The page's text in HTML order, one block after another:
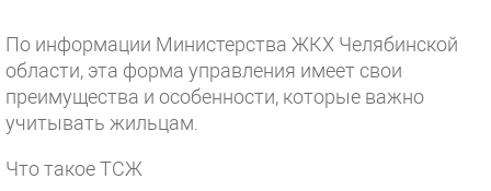
По информации Министерства ЖКХ Челябинской
области, эта форма управления имеет свои
преимущества и особенности, которые важно
учитывать жильцам.
Что такое ТСЖ